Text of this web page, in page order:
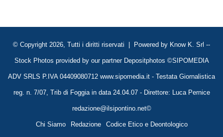
© Copyright 2026, Tutti i diritti riservati | Powered by Know K. Srl --
Stock Photos provided by our partner Depositphotos ©SIPOMEDIA
ADV SRLS P.IVA 04409080712 www.sipomedia.it - Testata Giornalistica
reg. n. 7/07, Trib di Foggia in data 24.04.07 - Direttore: Luca Pernice
redazione@ilsipontino.net©
Chi Siamo Redazione Codice Etico e Deontologico